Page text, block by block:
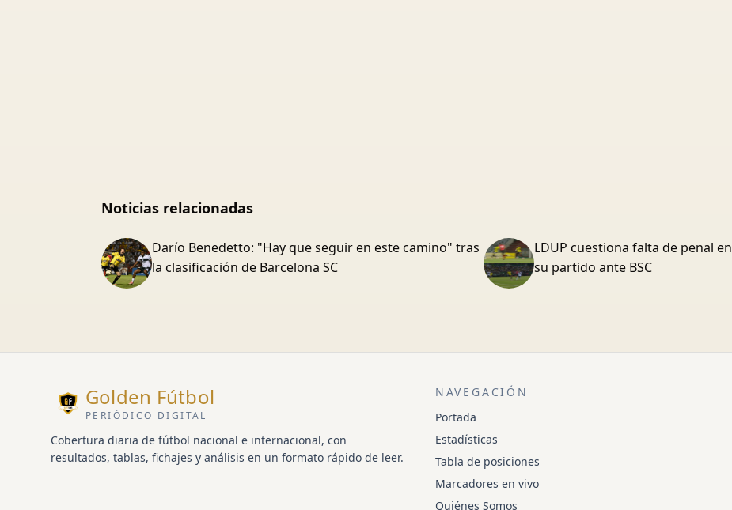
Noticias relacionadas
Darío Benedetto: "Hay que seguir en este camino" tras
la clasificación de Barcelona SC
LDUP cuestiona falta de penal en
su partido ante BSC
Golden Fútbol
PERIÓDICO DIGITAL
Cobertura diaria de fútbol nacional e internacional, con
resultados, tablas, fichajes y análisis en un formato rápido de leer.
NAVEGACIÓN
Portada
Estadísticas
Tabla de posiciones
Marcadores en vivo
Quiénes Somos